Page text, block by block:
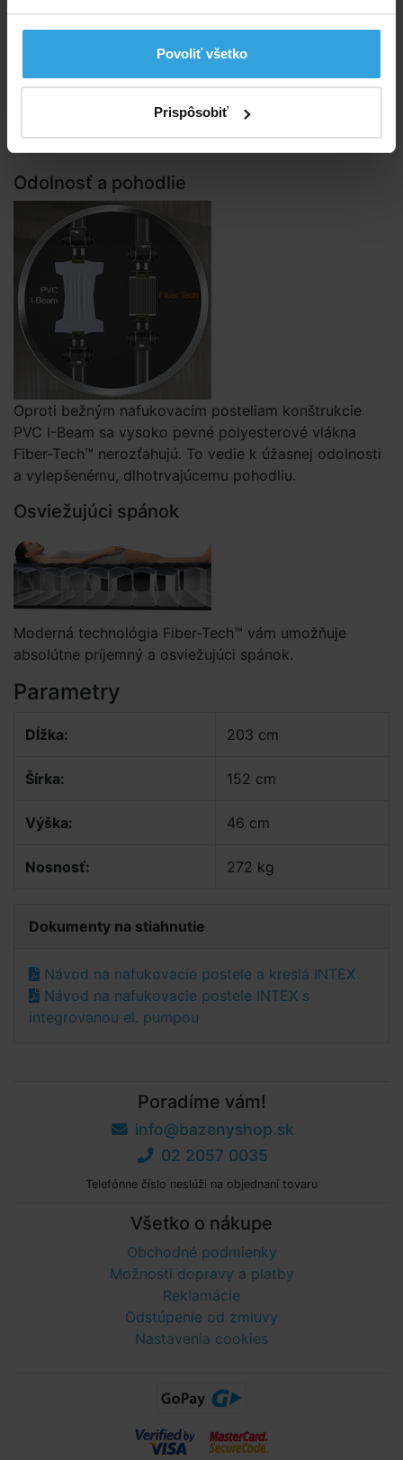
Povoliť všetko
Prispôsobiť
Neuveriteľný pokoj počas noci začína s jedinečným
vláknom. Nafukovacie postele s touto novou,
inovatívne a patentovanou technológiou Fiber-Tech™
sa skladajú z tisícov vysoko pevných polyesterových
Odolnosť a pohodlie
Oproti bežným nafukovacím posteliam konštrukcie
PVC I-Beam sa vysoko pevné polyesterové vlákna
Fiber-Tech™ nerozťahujú. To vedie k úžasnej odolnosti
a vylepšenému, dlhotrvajúcemu pohodliu.
Osviežujúci spánok
Moderná technológia Fiber-Tech™ vám umožňuje
absolútne príjemný a osviežujúci spánok.
Parametry
Dĺžka: 203 cm
Šírka: 152 cm
Výška: 46 cm
Nosnosť: 272 kg
Dokumenty na stiahnutie
Návod na nafukovacie postele a kreslá INTEX
Návod na nafukovacie postele INTEX s
integrovanou el. pumpou
Poradíme vám!
info@bazenyshop.sk
02 2057 0035
Telefónne číslo neslúži na objednaní tovaru
Všetko o nákupe
Obchodné podmienky
Možnosti dopravy a platby
Reklamácie
Odstúpenie od zmluvy
Nastavenia cookies